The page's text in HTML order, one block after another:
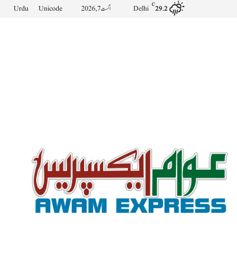
29.2
C
Delhi اگست 7, 2026 Unicode
Urdu